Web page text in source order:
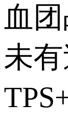
血
未